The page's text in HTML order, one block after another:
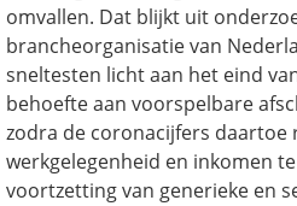
omvallen. Dat blijkt uit
brancheorganisatie van
sneltesten licht aan het eind
behoefte aan voorspelbare
zodra de coronacijfers daartoe
werkgelegenheid en inkomen
voortzetting van generieke en